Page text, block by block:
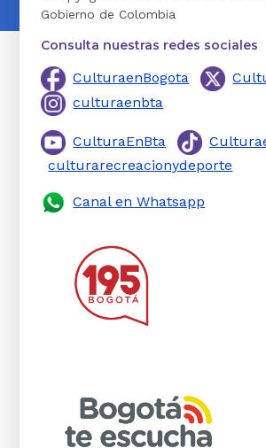
Gobierno de Colombia
Consulta nuestras redes sociales
CulturaenBogota
culturaenbta
CulturaEnBta
culturarecreacionydeporte
Canal en Whatsapp